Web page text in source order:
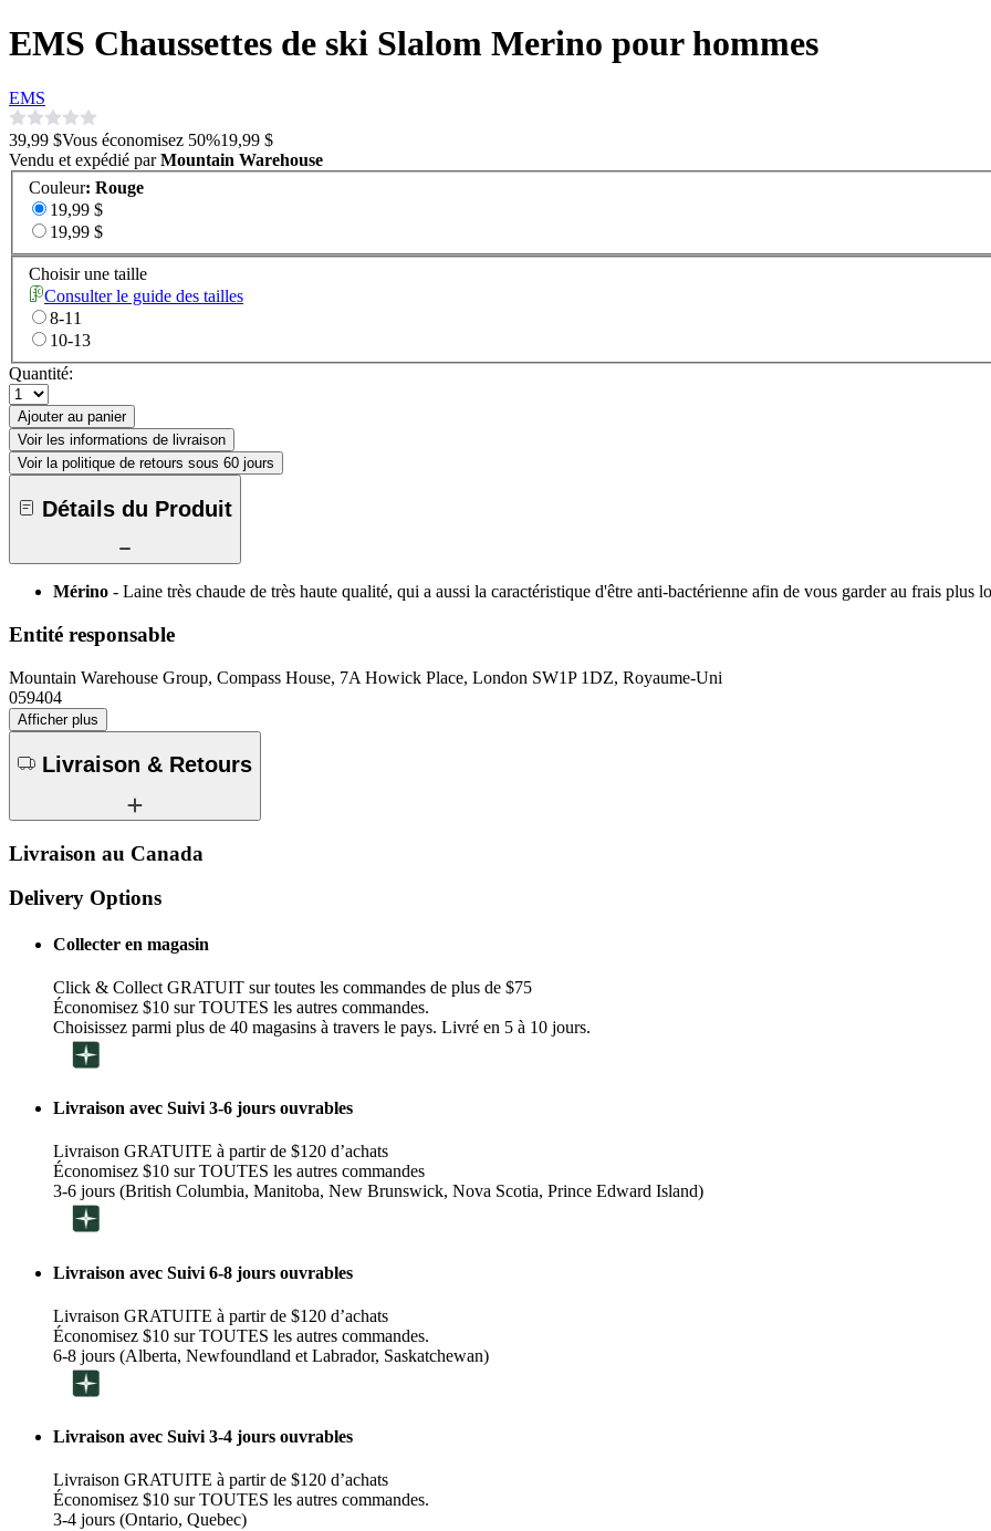
EMS Chaussettes de ski Slalom Merino pour hommes
EMS
39,99 $Vous économisez 50%19,99 $
Vendu et expédié parMountain Warehouse
Couleur: Rouge
19,99 $
19,99 $
Choisir une taille
Consulter le guide des tailles
8-11
10-13
Quantité:
Ajouter au panier
Voir les informations de livraison
Voir la politique de retours sous 60 jours
Détails du Produit
Mérino - Laine très chaude de très haute qualité, qui a aussi la caractéristique d'être anti-bactérienne afin de vous garder au frais plus
Entité responsable
Mountain Warehouse Group, Compass House, 7A Howick Place, London SW1P 1DZ, Royaume-Uni
059404
Afficher plus
Livraison & Retours
Livraison au Canada
Delivery Options
Collecter en magasin
Click & Collect GRATUIT sur toutes les commandes de plus de $75
Économisez $10 sur TOUTES les autres commandes.
Choisissez parmi plus de 40 magasins à travers le pays. Livré en 5 à 10 jours.
Livraison avec Suivi 3-6 jours ouvrables
Livraison GRATUITE à partir de $120 d’achats
Économisez $10 sur TOUTES les autres commandes
3-6 jours (British Columbia, Manitoba, New Brunswick, Nova Scotia, Prince Edward Island)
Livraison avec Suivi 6-8 jours ouvrables
Livraison GRATUITE à partir de $120 d’achats
Économisez $10 sur TOUTES les autres commandes.
6-8 jours (Alberta, Newfoundland et Labrador, Saskatchewan)
Livraison avec Suivi 3-4 jours ouvrables
Livraison GRATUITE à partir de $120 d’achats
Économisez $10 sur TOUTES les autres commandes.
3-4 jours (Ontario, Quebec)